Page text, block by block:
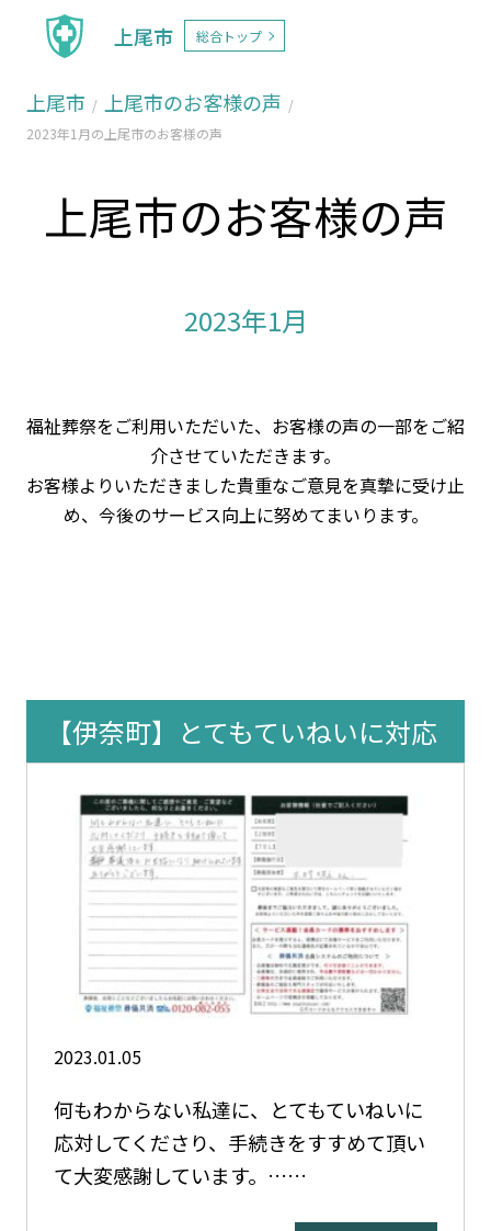
上尾市 総合トップ
上尾市 上尾市のお客様の声
2023年1月の上尾市のお客様の声
上尾市のお客様の声
2023年1月
福祉葬祭をご利用いただいた、お客様の声の一部をご紹
介させていただきます。
お客様よりいただきました貴重なご意見を真摯に受け止
め、今後のサービス向上に努めてまいります。
【伊奈町】とてもていねいに対応
2023.01.05
何もわからない私達に、とてもていねいに
応対してくださり、手続きをすすめて頂い
て大変感謝しています。……